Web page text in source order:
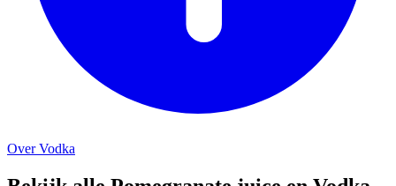
Over Vodka